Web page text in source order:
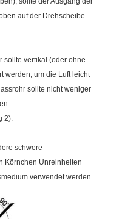
auf der Drehscheibe
sollte vertikal (oder ohne
werden, um die Luft leicht
sollte nicht weniger
2).
schwere
Körnchen Unreinheiten
verwendet werden.